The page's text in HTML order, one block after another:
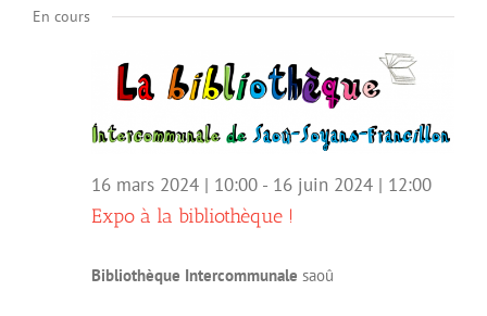
vues
une
En cours
Expo à la bibliothèque !
16 mars 2024 | 10:00 - 16 juin 2024 | 12:00
Bibliothèque Intercommunale saoû